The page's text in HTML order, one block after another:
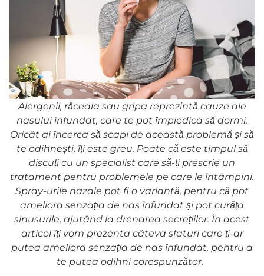
Alergenii, răceala sau gripa reprezintă cauze ale
nasului înfundat, care te pot împiedica să dormi.
Oricât ai încerca să scapi de această problemă și să
te odihnești, îți este greu. Poate că este timpul să
discuți cu un specialist care să-ți prescrie un
tratament pentru problemele pe care le întâmpini.
Spray-urile nazale pot fi o variantă, pentru că pot
ameliora senzația de nas înfundat și pot curăța
sinusurile, ajutând la drenarea secrețiilor. În acest
articol îți vom prezenta câteva sfaturi care ți-ar
putea ameliora senzația de nas înfundat, pentru a
te putea odihni corespunzător.